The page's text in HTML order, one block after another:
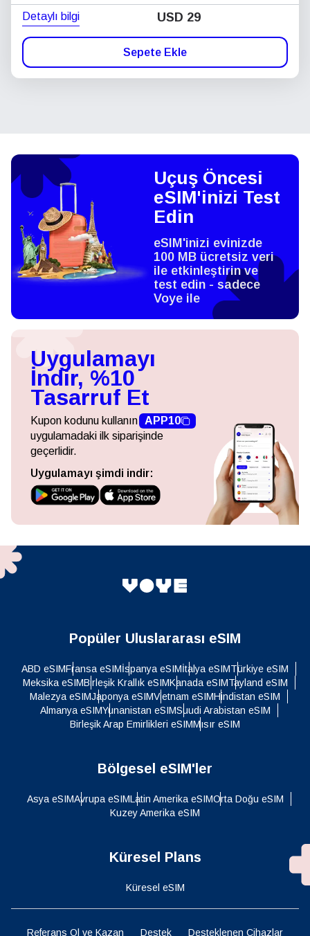
Detaylı bilgi USD 29
Sepete Ekle
Uçuş Öncesi
eSIM'inizi Test
Edin
eSIM'inizi evinizde
100 MB ücretsiz veri
ile etkinleştirin ve
test edin - sadece
Voye ile
Uygulamayı
İndir, %10
Tasarruf Et
Kupon kodunu kullanın APP10
uygulamadaki ilk siparişinde
geçerlidir.
Uygulamayı şimdi indir:
Popüler Uluslararası eSIM
ABD eSIMFransa eSIMİspanya eSIMİtalya eSIMTürkiye eSIM
Meksika eSIMBirleşik Krallık eSIMKanada eSIMTayland eSIM
Malezya eSIMJaponya eSIMVietnam eSIMHindistan eSIM
Almanya eSIMYunanistan eSIMSuudi Arabistan eSIM
Birleşik Arap Emirlikleri eSIMMısır eSIM
Bölgesel eSIM'ler
Asya eSIMAvrupa eSIMLatin Amerika eSIMOrta Doğu eSIM
Kuzey Amerika eSIM
Küresel Plans
Küresel eSIM
Referans Ol ve Kazan Destek Desteklenen Cihazlar